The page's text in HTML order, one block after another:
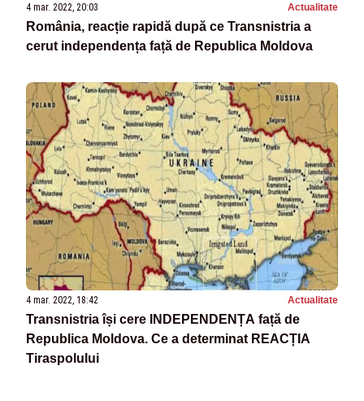
4 mar. 2022, 20:03 Actualitate
România, reacție rapidă după ce Transnistria a
cerut independența față de Republica Moldova
4 mar. 2022, 18:42 Actualitate
Transnistria își cere INDEPENDENȚA față de
Republica Moldova. Ce a determinat REACȚIA
Tiraspolului